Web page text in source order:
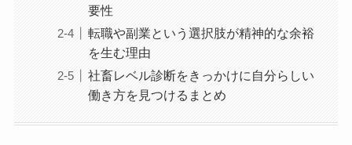
要性
転職や副業という選択肢が精神的な余裕
を生む理由
社畜レベル診断をきっかけに自分らしい
働き方を見つけるまとめ